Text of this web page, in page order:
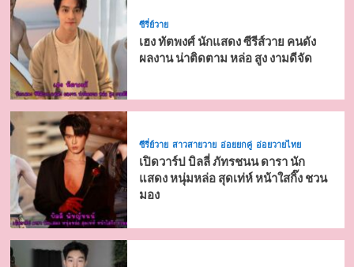
ซีรี่ย์วาย
เฮง ทัตพงศ์ นักแสดง ซีรีส์วาย คนดัง
ผลงาน น่าติดตาม หล่อ สูง งามดีจัด
ซีรี่ย์วาย สาวสายวาย อ่อยยกคู่ อ่อยวายไทย
เปิดวาร์ป บิลลี่ ภัทรชนน ดารา นัก
แสดง หนุ่มหล่อ สุดเท่ห์ หน้าใสกิ๊ง ชวน
มอง